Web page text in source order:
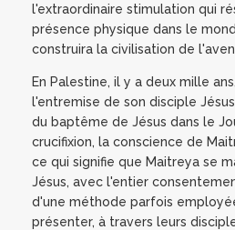
l'extraordinaire stimulation qui
présence physique dans le
construira la civilisation de
En Palestine, il y a deux mille
l'entremise de son disciple
du baptême de Jésus dans le
crucifixion, la conscience de
ce qui signifie que Maitreya se
Jésus, avec l'entier
d'une méthode parfois
présenter, à travers leurs